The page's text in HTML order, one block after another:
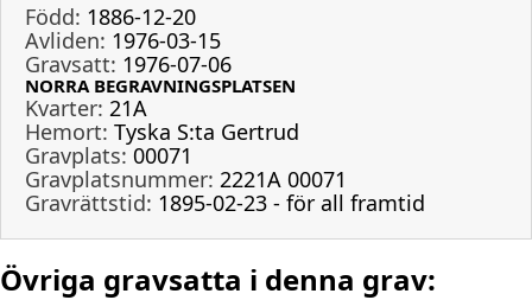
Född: 1886-12-20
Avliden: 1976-03-15
Gravsatt: 1976-07-06
NORRA BEGRAVNINGSPLATSEN
Kvarter: 21A
Hemort: Tyska S:ta Gertrud
Gravplats: 00071
Gravplatsnummer: 2221A 00071
Gravrättstid: 1895-02-23 - för all framtid
Övriga gravsatta i denna grav: